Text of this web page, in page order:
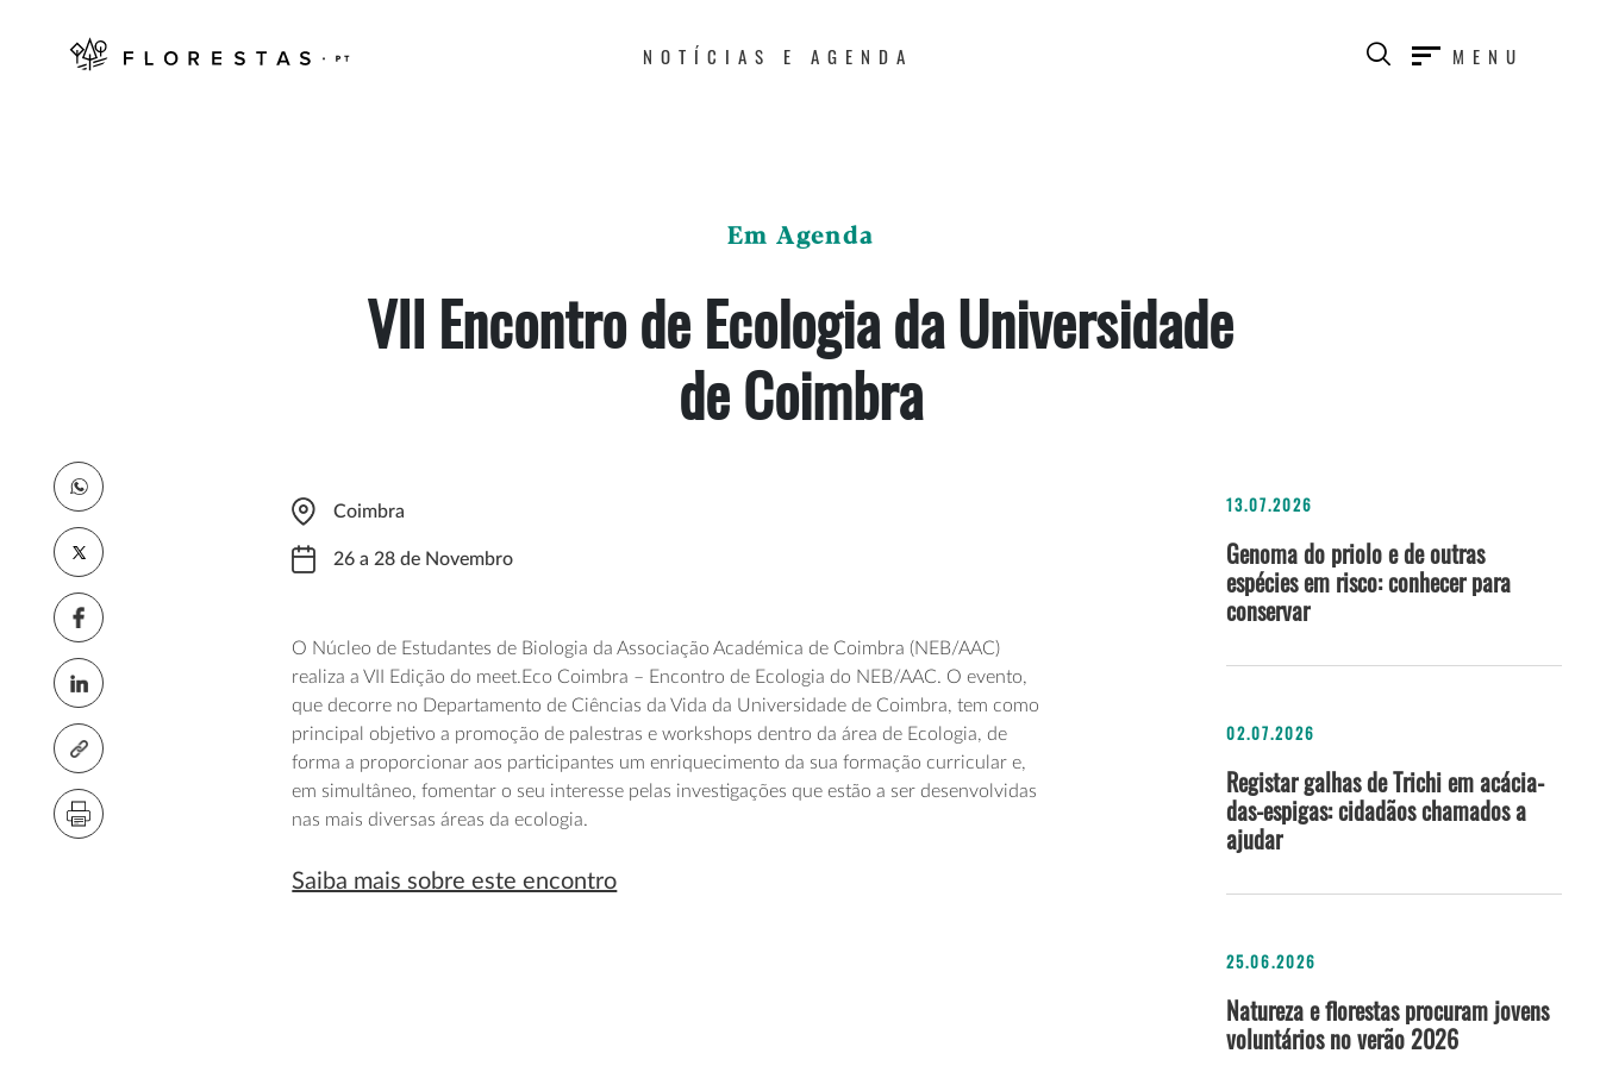
NOTÍCIAS E AGENDA MENU
Em Agenda
VII Encontro de Ecologia da Universidade
de Coimbra
Coimbra
26 a 28 de Novembro
O Núcleo de Estudantes de Biologia da Associação Académica de Coimbra (NEB/AAC)
realiza a VII Edição do meet.Eco Coimbra – Encontro de Ecologia do NEB/AAC. O evento,
que decorre no Departamento de Ciências da Vida da Universidade de Coimbra, tem como
principal objetivo a promoção de palestras e workshops dentro da área de Ecologia, de
forma a proporcionar aos participantes um enriquecimento da sua formação curricular e,
em simultâneo, fomentar o seu interesse pelas investigações que estão a ser desenvolvidas
nas mais diversas áreas da ecologia.
Saiba mais sobre este encontro
13.07.2026
Genoma do priolo e de outras
espécies em risco: conhecer para
conservar
02.07.2026
Registar galhas de Trichi em acácia-
das-espigas: cidadãos chamados a
ajudar
25.06.2026
Natureza e florestas procuram jovens
voluntários no verão 2026